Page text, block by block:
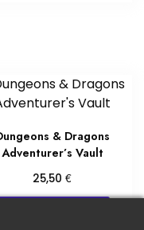
& Dragons
Adventurer’s Vault
25,50€